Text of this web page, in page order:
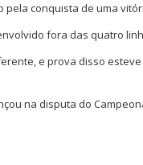
conquista de uma
fora das quatro
e prova disso
na disputa do